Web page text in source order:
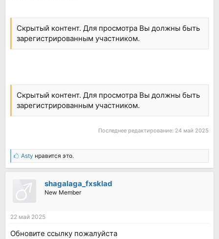
Скрытый контент. Для просмотра Вы должны быть
зарегистрированным участником.
Скрытый контент. Для просмотра Вы должны быть
зарегистрированным участником.
Последнее редактирование: 24 май 2025
Asty нравится это.
shagalaga_fxsklad
New Member
22 май 2025
Обновите ссылку пожалуйста